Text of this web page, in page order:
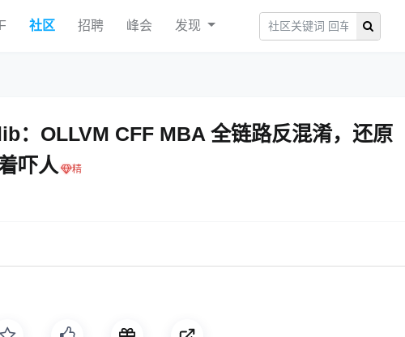
社区 招聘 峰会 发现
：OLLVM CFF MBA 全链路反混淆，还原
吓人